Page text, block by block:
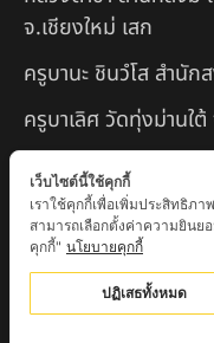
จ.เชียงใหม่ เสก
ครูบานะ ชินวํโส สำนั
ครูบาเลิศ วัดทุ่งม่านใต้
หลวงปู่หนู นรินโท วัด
ครูบาทอง วัดก้อท่า จ.
ครูบาตุ๊เจ้าปู่หว่าหลิ่ง วิ
จ.เชียงใหม่
ครูบาศรี สุจิตโต บ้านส
เว็บไซต์นี้ใช้คุกกี้
เราใช้คุกกี้เพื่อเพิ่มประสิทธิภ
สามารถเลือกตั้งค่าความยินย
คุกกี้" นโยบายคุกกี้
ปฏิเสธทั้งหมด